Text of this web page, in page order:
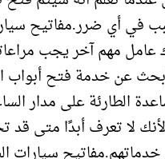
في أي ضرر.مفاتيح
عامل مهم آخر يجب
عن خدمة فتح أبواب
الطارئة على مدار
لأنك لا تعرف أبدًا متى